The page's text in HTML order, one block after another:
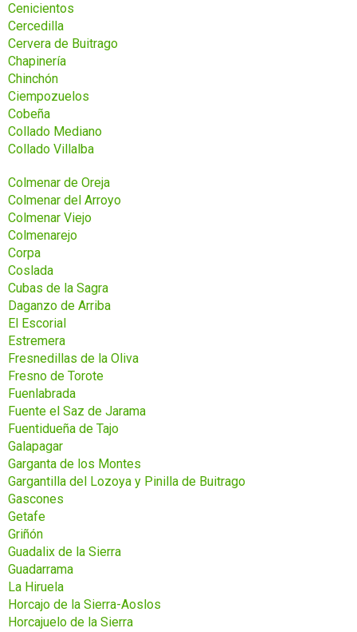
Cenicientos
Cercedilla
Cervera de Buitrago
Chapinería
Chinchón
Ciempozuelos
Cobeña
Collado Mediano
Collado Villalba
Colmenar de Oreja
Colmenar del Arroyo
Colmenar Viejo
Colmenarejo
Corpa
Coslada
Cubas de la Sagra
Daganzo de Arriba
El Escorial
Estremera
Fresnedillas de la Oliva
Fresno de Torote
Fuenlabrada
Fuente el Saz de Jarama
Fuentidueña de Tajo
Galapagar
Garganta de los Montes
Gargantilla del Lozoya y Pinilla de Buitrago
Gascones
Getafe
Griñón
Guadalix de la Sierra
Guadarrama
La Hiruela
Horcajo de la Sierra-Aoslos
Horcajuelo de la Sierra